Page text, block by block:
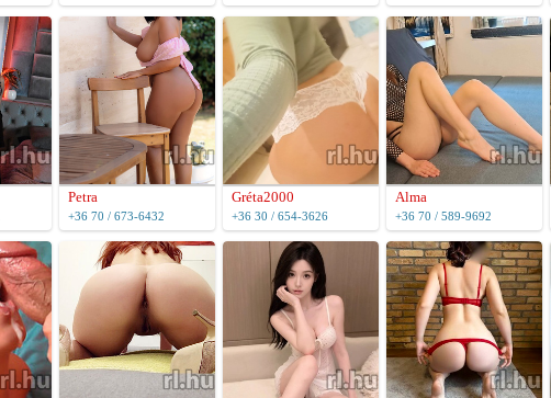
Petra
+36 70 / 673-6432
Gréta2000
+36 30 / 654-3626
Alma
+36 70 / 589-9692